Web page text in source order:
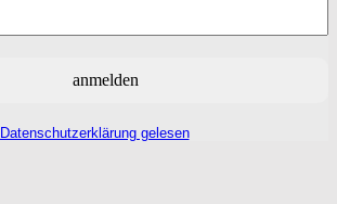
Datenschutzerklärung gelesen